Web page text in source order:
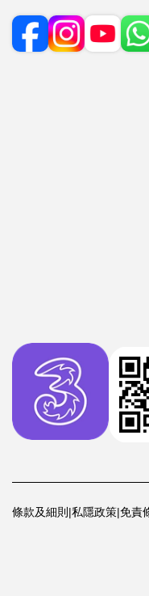
條款及細則 |私隱政策|免責